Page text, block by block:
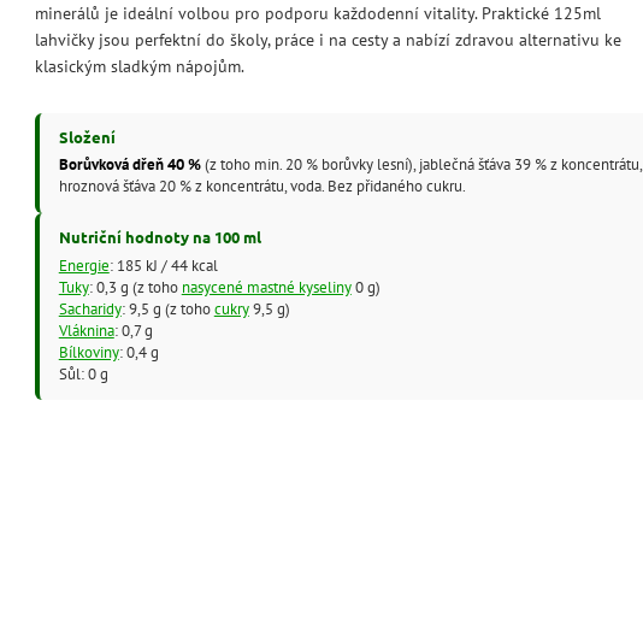
minerálů je ideální volbou pro podporu každodenní vitality. Praktické 125ml
lahvičky jsou perfektní do školy, práce i na cesty a nabízí zdravou alternativu ke
klasickým sladkým nápojům.
Složení
Borůvková dřeň 40 %(z toho min. 20 % borůvky lesní), jablečná šťáva 39 % z koncentrátu,
hroznová šťáva 20 % z koncentrátu, voda. Bez přidaného cukru.
Nutriční hodnoty na 100 ml
Energie: 185 kJ / 44 kcal
Tuky: 0,3 g (z toho nasycené mastné kyseliny0 g)
Sacharidy: 9,5 g (z tohocukry9,5 g)
Vláknina: 0,7 g
Bílkoviny: 0,4 g
Sůl: 0 g